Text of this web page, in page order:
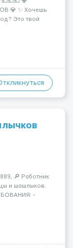
💎 ✨ Хочешь
Это твой
поток
🔎 Работник
и шашлыков.
-
плавающие